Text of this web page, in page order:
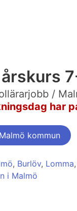
/
har
kommun
, Burlöv, Lomma,
i Malmö